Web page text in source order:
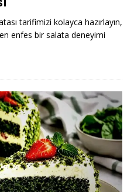
tarifimizi kolayca hazırlayın,
enfes bir salata deneyimi